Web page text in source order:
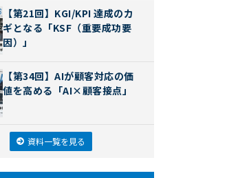
【第21回】KGI/KPI 達成のカ
ギとなる「KSF（重要成功要
因）」
【第34回】AIが顧客対応の価
値を高める「AI×顧客接点」
資料一覧を見る